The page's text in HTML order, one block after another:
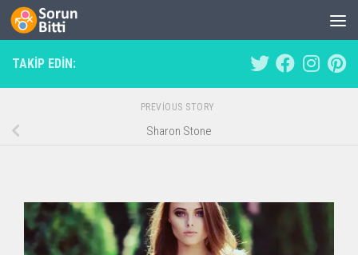
Skip to content
TAKIP EDIN:
PREVIOUS STORY
Sharon Stone